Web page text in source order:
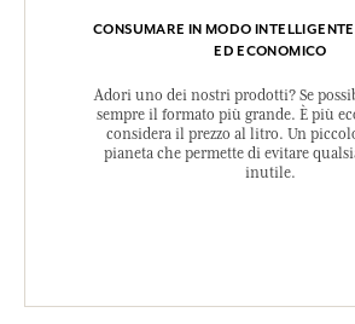
CONSUMARE IN MODO
ED ECONOMICO
Adori uno dei nostri prodotti? Se
sempre il formato più grande. È più
considera il prezzo al litro. Un
pianeta che permette di evitare
inutile.